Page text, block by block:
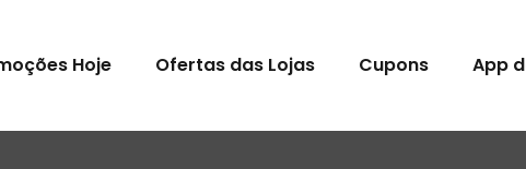
Hoje Ofertas das Lojas Cupons App